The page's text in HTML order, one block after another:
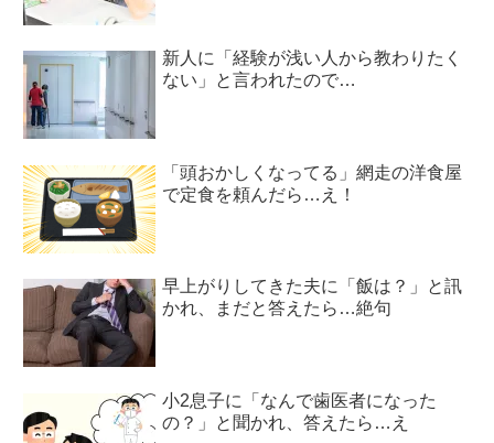
新人に「経験が浅い人から教わりたく
ない」と言われたので…
「頭おかしくなってる」網走の洋食屋
で定食を頼んだら…え！
早上がりしてきた夫に「飯は？」と訊
かれ、まだと答えたら…絶句
小2息子に「なんで歯医者になった
の？」と聞かれ、答えたら…え